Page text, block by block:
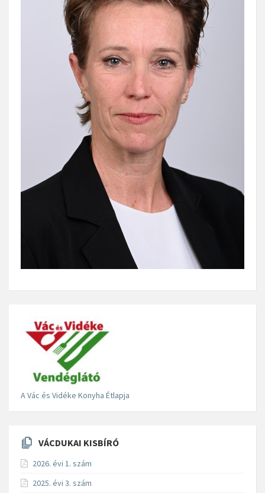
A Vác és Vidéke Konyha Étlapja
VÁCDUKAI KISBÍRÓ
2026. évi 1. szám
2025. évi 3. szám